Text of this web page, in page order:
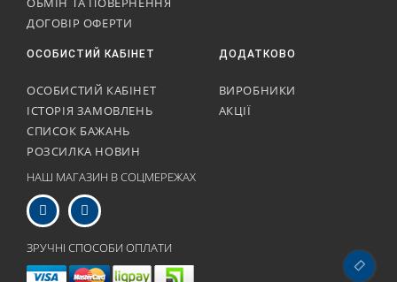
ДОГОВІР ОФЕРТИ
ОСОБИСТИЙ КАБІНЕТ
ОСОБИСТИЙ КАБІНЕТ
ІСТОРІЯ ЗАМОВЛЕНЬ
СПИСОК БАЖАНЬ
РОЗСИЛКА НОВИН
ДОДАТКОВО
ВИРОБНИКИ
АКЦІЇ
НАШ МАГАЗИН В СОЦМЕРЕЖАХ
ЗРУЧНІ СПОСОБИ ОПЛАТИ